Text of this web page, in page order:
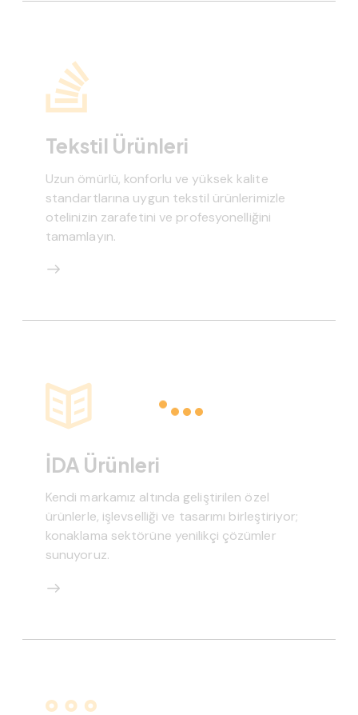
Tekstil Ürünleri
Uzun ömürlü, konforlu ve yüksek kalite
standartlarına uygun tekstil ürünlerimizle
otelinizin zarafetini ve profesyonelliğini
tamamlayın.
İDA Ürünleri
Kendi markamız altında geliştirilen özel
ürünlerle, işlevselliği ve tasarımı birleştiriyor;
konaklama sektörüne yenilikçi çözümler
sunuyoruz.